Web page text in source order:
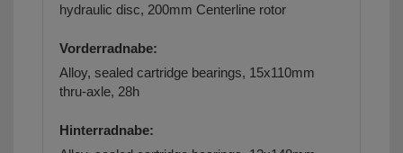
hydraulic disc, 200mm Centerline rotor
Vorderradnabe:
Alloy, sealed cartridge bearings, 15x110mm
thru-axle, 28h
Hinterradnabe: